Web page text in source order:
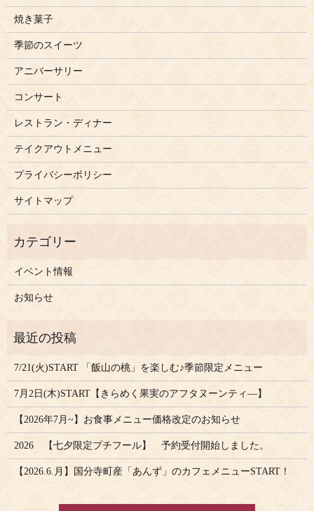
焼き菓子
季節のスイーツ
アニバーサリー
コンサート
レストラン・ディナー
テイクアウトメニュー
プライバシーポリシー
サイトマップ
イベント情報
お知らせ
7/21(火)START 「飯山の桃」を楽しむ♪季節限定メニュー
7月2日(木)START【きらめく果実のアフタヌーンティ―】
【2026年7月~】お食事メニュー価格改定のお知らせ
2026 【七夕限定プチフール】 予約受付開始しました。
【2026.6.月】国分寺町産「あんず」のカフェメニューSTART！